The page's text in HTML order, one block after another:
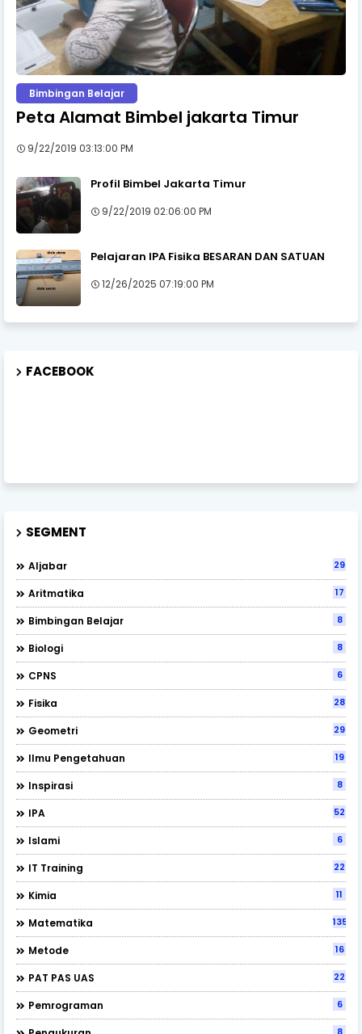
Bimbingan Belajar
Peta Alamat Bimbel jakarta Timur
9/22/2019 03:13:00 PM
Profil Bimbel Jakarta Timur
9/22/2019 02:06:00 PM
Pelajaran IPA Fisika BESARAN DAN SATUAN
12/26/2025 07:19:00 PM
FACEBOOK
SEGMENT
Aljabar 29
Aritmatika 17
Bimbingan Belajar 8
Biologi 8
CPNS 6
Fisika 28
Geometri 29
Ilmu Pengetahuan 19
Inspirasi 8
IPA 52
Islami 6
IT Training 22
Kimia 11
Matematika 135
Metode 16
PAT PAS UAS 22
Pemrograman 6
8